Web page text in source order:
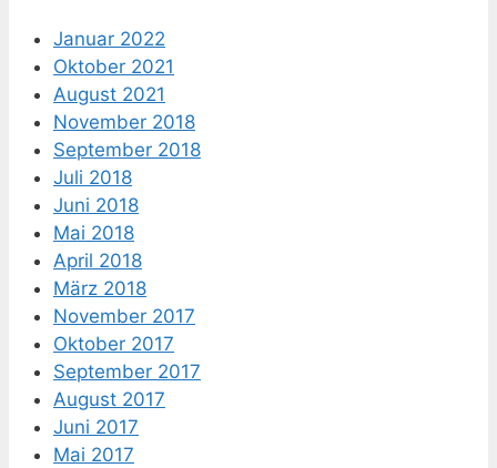
Januar 2022
Oktober 2021
August 2021
November 2018
September 2018
Juli 2018
Juni 2018
Mai 2018
April 2018
März 2018
November 2017
Oktober 2017
September 2017
August 2017
Juni 2017
Mai 2017